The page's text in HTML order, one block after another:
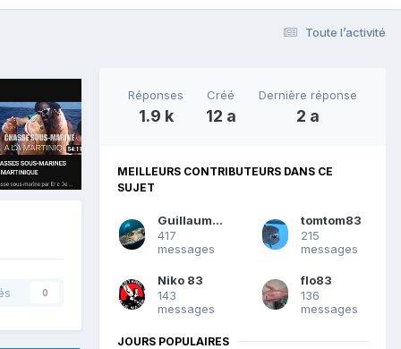
Toute l’activité
0
Réponses
1.9 k
Créé
12 a
Dernière réponse
2 a
MEILLEURS CONTRIBUTEURS DANS CE
SUJET
Guillaume83
417
messages
tomtom83
215
messages
Niko 83
143
messages
flo83
136
messages
JOURS POPULAIRES